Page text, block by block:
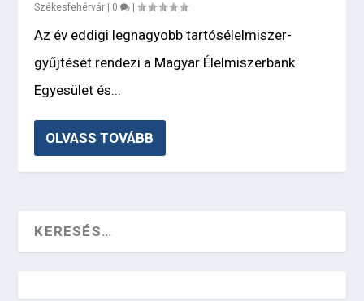
Székesfehérvár | 0 |
Az év eddigi legnagyobb tartósélelmiszer-
gyűjtését rendezi a Magyar Élelmiszerbank
Egyesület és...
OLVASS TOVÁBB